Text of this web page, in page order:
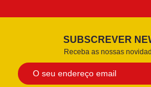
SUBSCREVER
Receba as nossas